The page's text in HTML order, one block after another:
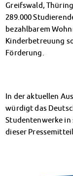
Lageplan
Dokumente
Stellenangebote
Impressum
Greifswald,
289.000
bezahlbarem
Kinderbetreuung
Förderung.
In der aktuellen
würdigt das
Studentenwerke in
dieser